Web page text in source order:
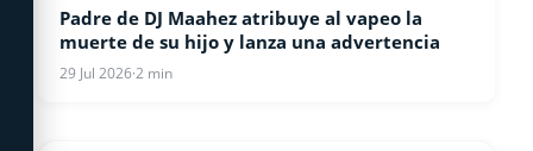
ESPECTACULOS
Padre de DJ Maahez atribuye al vapeo la
muerte de su hijo y lanza una advertencia
29 Jul 2026·2 min